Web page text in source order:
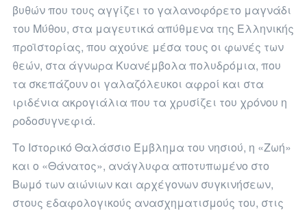
βυθών που τους αγγίζει το γαλανοφόρετο μαγνάδι
του Μύθου, στα μαγευτικά απύθμενα της Ελληνικής
προϊστορίας, που αχούνε μέσα τους οι φωνές των
θεών, στα άγνωρα Κυανέμβολα πολυδρόμια, που
τα σκεπάζουν οι γαλαζόλευκοι αφροί και στα
ιριδένια ακρογιάλια που τα χρυσίζει του χρόνου η
ροδοσυγνεφιά.
Το Ιστορικό Θαλάσσιο Έμβλημα του νησιού, η «Ζωή»
και ο «Θάνατος», ανάγλυφα αποτυπωμένο στο
Βωμό των αιώνιων και αρχέγονων συγκινήσεων,
στους εδαφολογικούς ανασχηματισμούς του, στις